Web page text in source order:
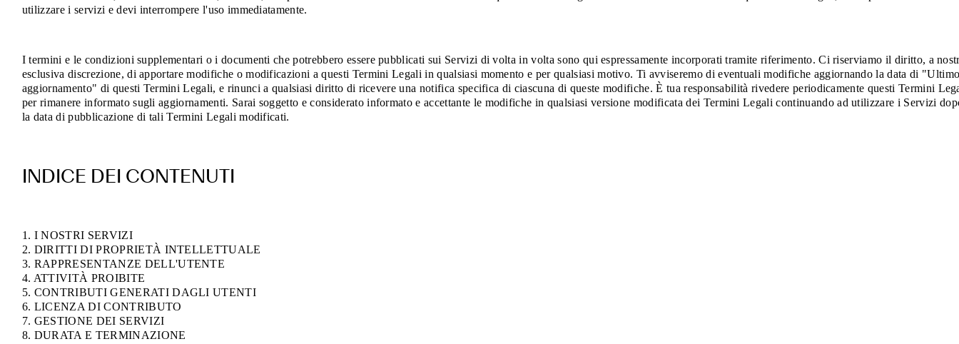
utilizzare i servizi e devi interrompere l'uso immediatamente.
I termini e le condizioni supplementari o i documenti che potrebbero essere pubblicati sui Servizi di volta in volta sono qui espressamente incorporati tramite riferimento. Ci riserviamo il diritto, a
esclusiva discrezione, di apportare modifiche o modificazioni a questi Termini Legali in qualsiasi momento e per qualsiasi motivo. Ti avviseremo di eventuali modifiche aggiornando la data di
aggiornamento" di questi Termini Legali, e rinunci a qualsiasi diritto di ricevere una notifica specifica di ciascuna di queste modifiche. È tua responsabilità rivedere periodicamente questi Termini
per rimanere informato sugli aggiornamenti. Sarai soggetto e considerato informato e accettante le modifiche in qualsiasi versione modificata dei Termini Legali continuando ad utilizzare i Servizi
la data di pubblicazione di tali Termini Legali modificati.
INDICE DEI CONTENUTI
1. I NOSTRI SERVIZI
2. DIRITTI DI PROPRIETÀ INTELLETTUALE
3. RAPPRESENTANZE DELL'UTENTE
4. ATTIVITÀ PROIBITE
5. CONTRIBUTI GENERATI DAGLI UTENTI
6. LICENZA DI CONTRIBUTO
7. GESTIONE DEI SERVIZI
8. DURATA E TERMINAZIONE